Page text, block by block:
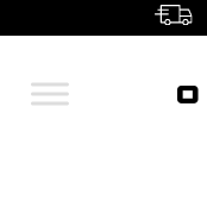
主导航